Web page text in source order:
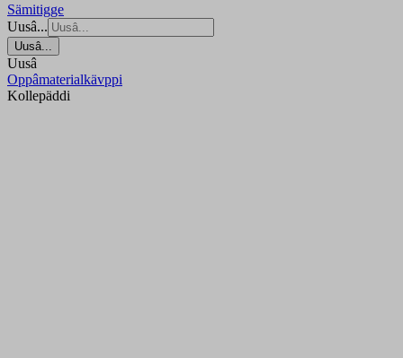
Sämitigge
Uusâ...
Uusâ...
Uusâ
Oppâmaterialkävppi
Kollepäddi